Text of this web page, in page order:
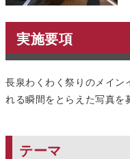
実施要項
長泉わくわく祭りのメイン
れる瞬間をとらえた写真を
テーマ